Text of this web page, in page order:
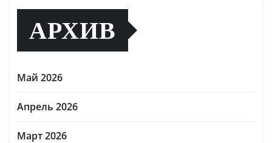
АРХИВ
Май 2026
Апрель 2026
Март 2026